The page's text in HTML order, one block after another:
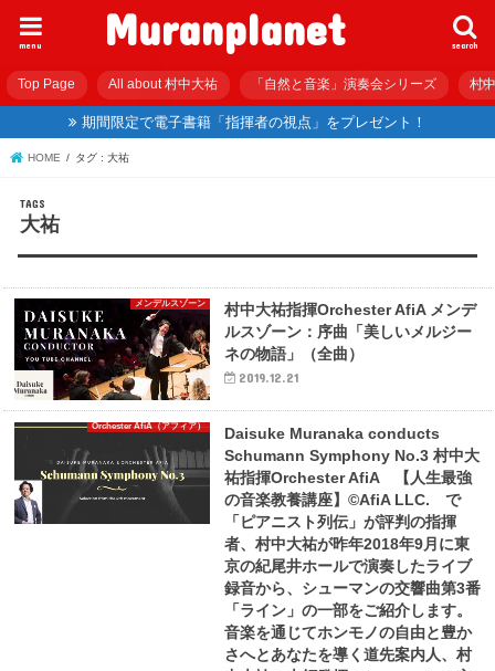
Muranplanet search
menu
Top Page All about 村中大祐 「自然と音楽」演奏会シリーズ 村
期間限定で電子書籍「指揮者の視点」をプレゼント！
HOME タグ : 大祐
大祐
メンデルスゾーン
村中大祐指揮Orchester AfiA メンデ
ルスゾーン：序曲「美しいメルジー
ネの物語」（全曲）
2019.12.21
Orchester AfiA（アフィア）
Daisuke Muranaka conducts
Schumann Symphony No.3 村中大
祐指揮Orchester AfiA 【人生最強
の音楽教養講座】©AfiA LLC. で
「ピアニスト列伝」が評判の指揮
者、村中大祐が昨年2018年9月に東
京の紀尾井ホールで演奏したライブ
録音から、シューマンの交響曲第3番
「ライン」の一部をご紹介します。
音楽を通じてホンモノの自由と豊か
さへとあなたを導く道先案内人、村